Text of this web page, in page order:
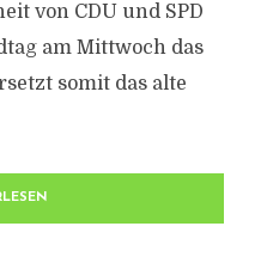
von CDU und SPD
am Mittwoch das
somit das alte